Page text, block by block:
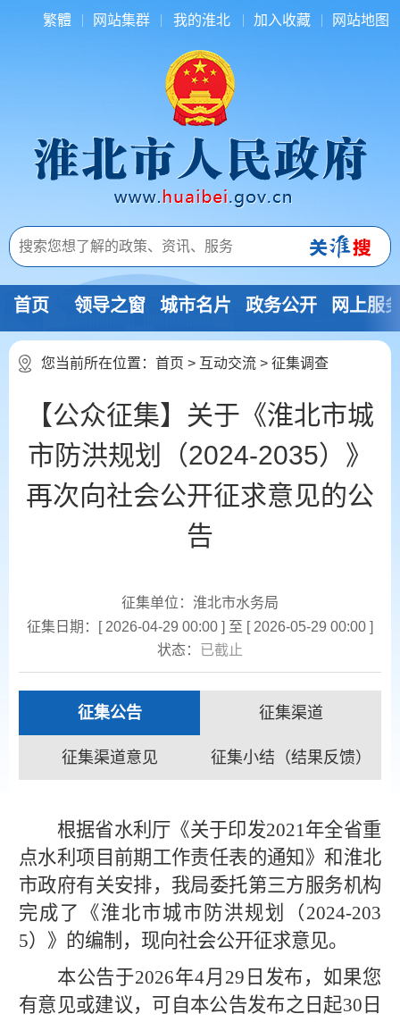
繁體 网站集群 我的淮北 加入收藏 网站地图
首页 领导之窗 城市名片 政务公开 网上服
您当前所在位置： 首页 > 互动交流 > 征集调查
【公众征集】关于《淮北市城
市防洪规划（2024-2035）》
再次向社会公开征求意见的公
告
征集单位：淮北市水务局
征集日期：[ 2026-04-29 00:00 ] 至 [ 2026-05-29 00:00 ]
状态：
已截止
征集公告 征集渠道
征集渠道意见 征集小结（结果反馈）
根据省水利厅《关于印发2021年全省重
点水利项目前期工作责任表的通知》和淮北
市政府有关安排，我局委托第三方服务机构
完成了《淮北市城市防洪规划（2024-203
5）》的编制，现向社会公开征求意见。
本公告于2026年4月29日发布，如果您
有意见或建议，可自本公告发布之日起30日